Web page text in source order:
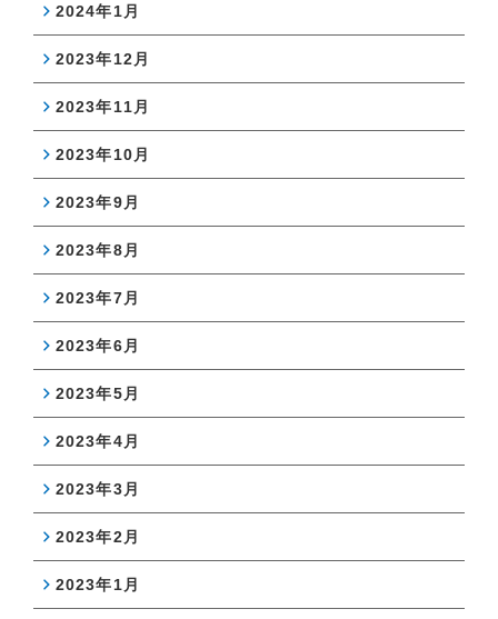
2024年1月
2023年12月
2023年11月
2023年10月
2023年9月
2023年8月
2023年7月
2023年6月
2023年5月
2023年4月
2023年3月
2023年2月
2023年1月